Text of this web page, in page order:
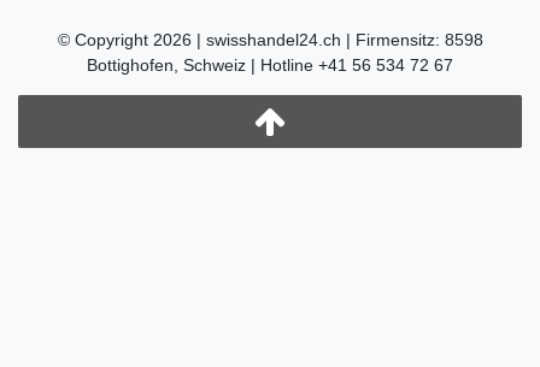
© Copyright 2026 | swisshandel24.ch | Firmensitz: 8598
Bottighofen, Schweiz | Hotline +41 56 534 72 67